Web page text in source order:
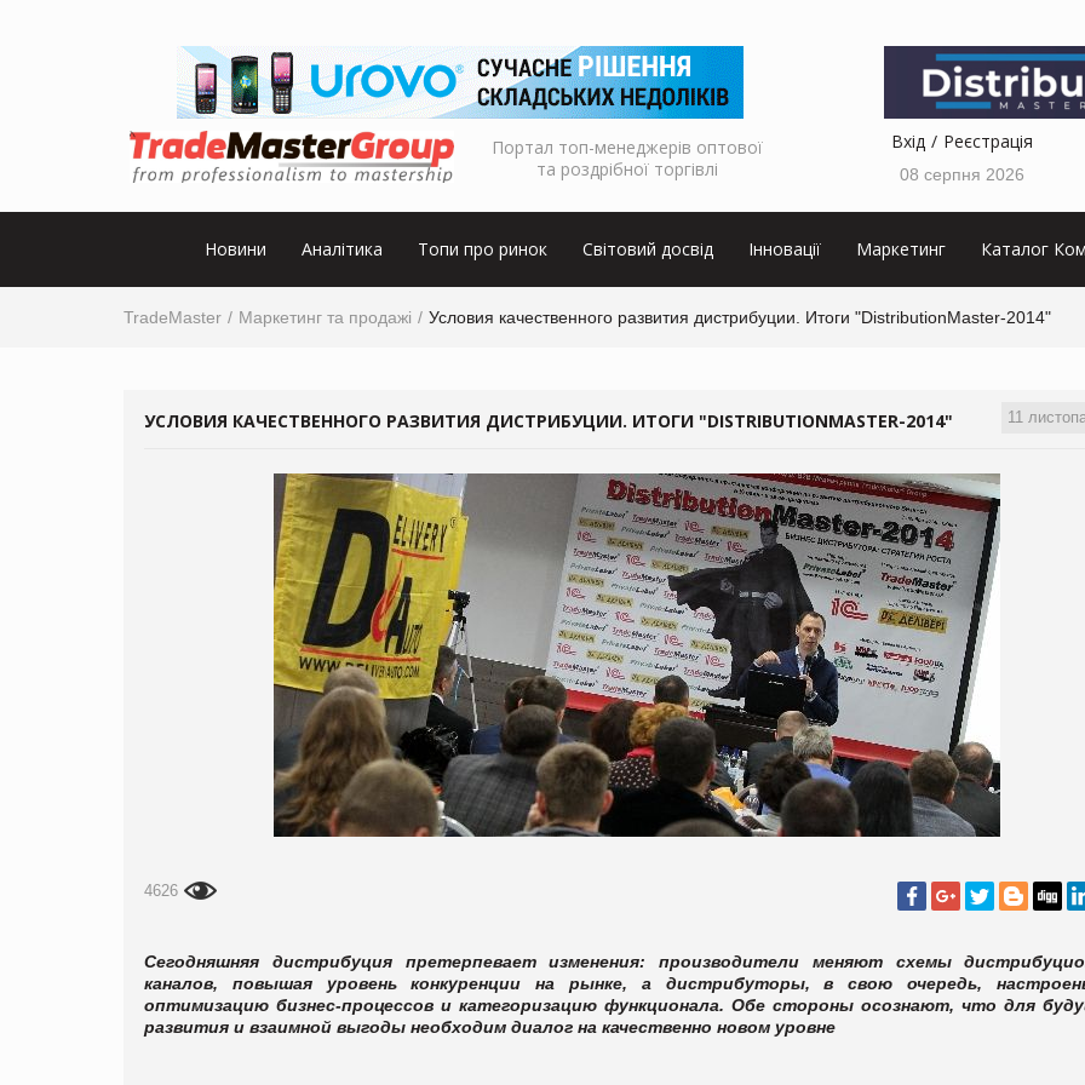
Портал топ-менеджерів оптової
та роздрібної торгівлі
Вхід Реєстрація
08 серпня 2026
Новини Аналітика Топи про ринок Світовий досвід Інновації Маркетинг Каталог
TradeMaster Маркетинг та продажі Условия качественного развития дистрибуции. Итоги "DistributionMaster-2014"
11
УСЛОВИЯ КАЧЕСТВЕННОГО РАЗВИТИЯ ДИСТРИБУЦИИ. ИТОГИ "DISTRIBUTIONMASTER-2014"
4626
Сегодняшняя дистрибуция претерпевает изменения: производители меняют схемы
каналов, повышая уровень конкуренции на рынке, а дистрибуторы, в свою очередь,
оптимизацию бизнес-процессов и категоризацию функционала. Обе стороны осознают, что для
развития и взаимной выгоды необходим диалог на качественно новом уровне